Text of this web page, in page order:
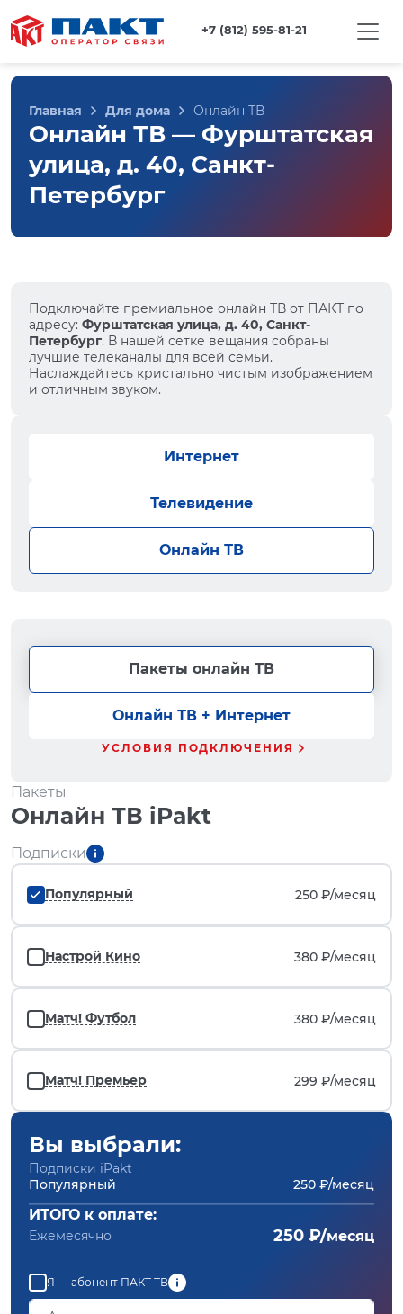
+7 (812) 595-81-21
Главная Для дома Онлайн ТВ
Онлайн ТВ — Фурштатская
улица, д. 40, Санкт-
Петербург
Подключайте премиальное онлайн ТВ от ПАКТ по
адресу: Фурштатская улица, д. 40, Санкт-
Петербург. В нашей сетке вещания собраны
лучшие телеканалы для всей семьи.
Наслаждайтесь кристально чистым изображением
и отличным звуком.
Интернет
Телевидение
Онлайн ТВ
Пакеты онлайн ТВ
Онлайн ТВ + Интернет
УСЛОВИЯ ПОДКЛЮЧЕНИЯ
Пакеты
Онлайн ТВ iPakt
Подписки
Популярный 250 ₽/месяц
Настрой Кино 380 ₽/месяц
Матч! Футбол 380 ₽/месяц
Матч! Премьер 299 ₽/месяц
Вы выбрали:
Подписки iPakt
Популярный
250 ₽/месяц
ИТОГО к оплате:
Ежемесячно 250 ₽/месяц
Я — абонент ПАКТ ТВ